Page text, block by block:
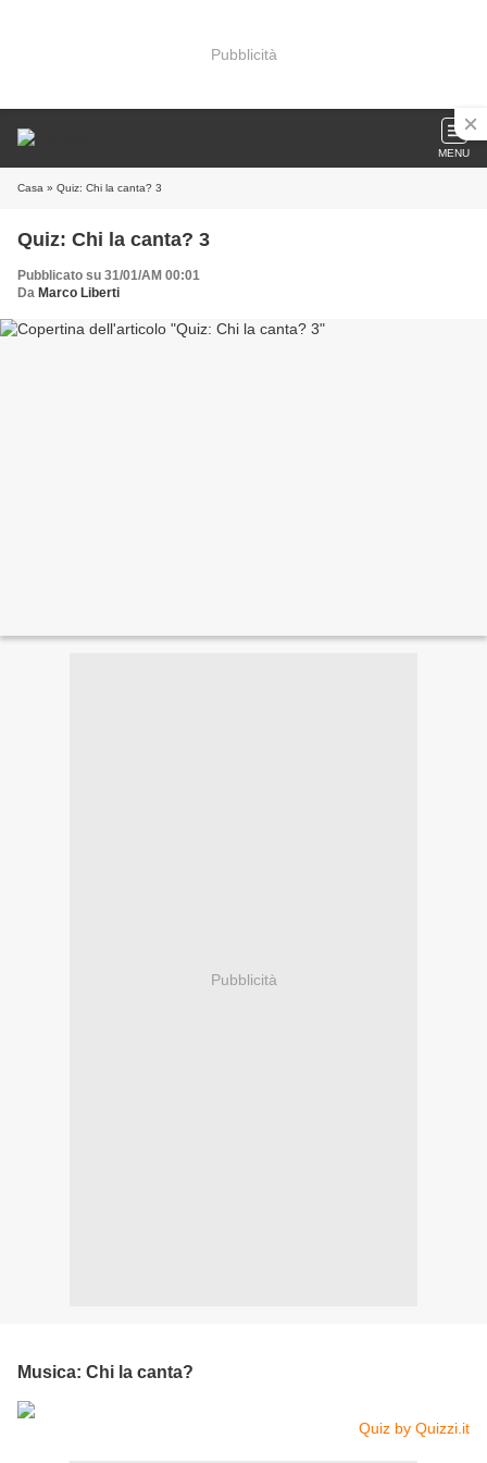
Pubblicità
MENU
Casa » Quiz: Chi la canta? 3
Quiz: Chi la canta? 3
Pubblicato su 31/01/AM 00:01
Da Marco Liberti
Pubblicità
Musica: Chi la canta?
Quiz by Quizzi.it